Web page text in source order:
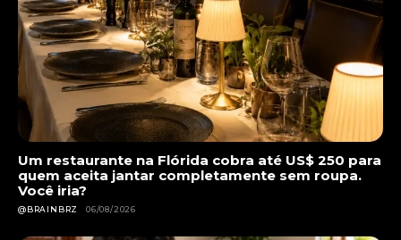
Um restaurante na Flórida cobra até US$ 250 para
quem aceita jantar completamente sem roupa.
Você iria?
@BRAINBRZ 06/08/2026